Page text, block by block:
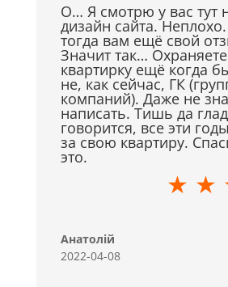
О… Я смотрю у вас тут
дизайн сайта.
тогда вам ещё свой
Значит так…
квартирку ещё когда
не, как сейчас, ГК
компаний). Даже не
написать. Тишь да
говорится, все эти
за свою квартиру.
это.
★ ★
Анатолій
2022-04-08